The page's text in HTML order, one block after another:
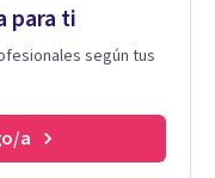
para ti
según tus
a